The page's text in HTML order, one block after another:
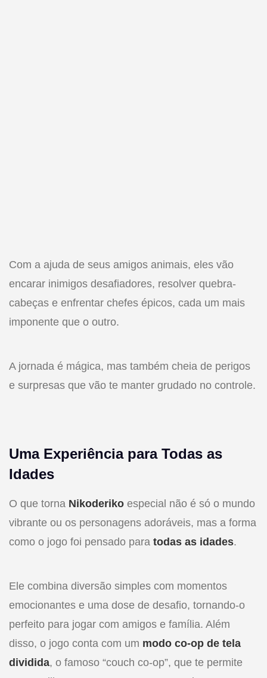
Com a ajuda de seus amigos animais, eles vão
encarar inimigos desafiadores, resolver quebra-
cabeças e enfrentar chefes épicos, cada um mais
imponente que o outro.
A jornada é mágica, mas também cheia de perigos
e surpresas que vão te manter grudado no controle.
Uma Experiência para Todas as
Idades
O que torna Nikoderiko especial não é só o mundo
vibrante ou os personagens adoráveis, mas a forma
como o jogo foi pensado para todas as idades.
Ele combina diversão simples com momentos
emocionantes e uma dose de desafio, tornando-o
perfeito para jogar com amigos e família. Além
disso, o jogo conta com um modo co-op de tela
dividida, o famoso “couch co-op”, que te permite